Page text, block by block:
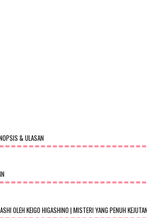
& ULASAN
OLEH KEIGO HIGASHINO | MISTERI YANG PENUH KEJUTAN